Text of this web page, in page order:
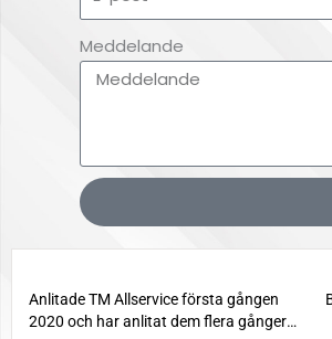
Meddelande